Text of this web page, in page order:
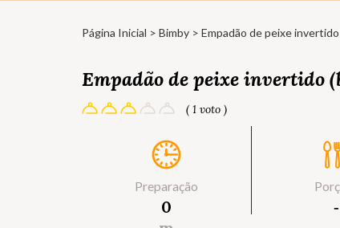
Página Inicial > Bimby > Empadão de peixe
Empadão de peixe invertido
( 1 voto )
Preparação
0
‐